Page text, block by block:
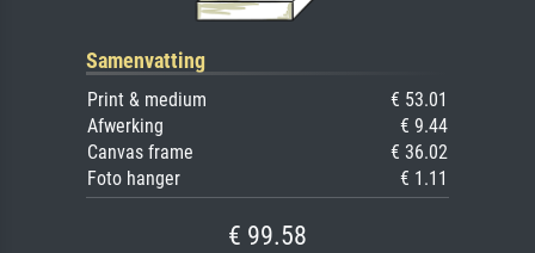
Samenvatting
Print & medium
€ 53.01
Afwerking
€ 9.44
Canvas frame
€ 36.02
Foto hanger
€ 1.11
€ 99.58